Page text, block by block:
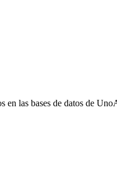
en las bases de datos de